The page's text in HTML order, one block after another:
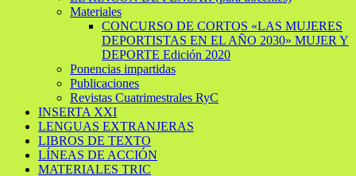
Materiales
CONCURSO DE CORTOS «LAS MUJERES
DEPORTISTAS EN EL AÑO 2030» MUJER Y
DEPORTE Edición 2020
Ponencias impartidas
Publicaciones
Revistas Cuatrimestrales RyC
INSERTA XXI
LENGUAS EXTRANJERAS
LIBROS DE TEXTO
LÍNEAS DE ACCIÓN
MATERIALES TRIC